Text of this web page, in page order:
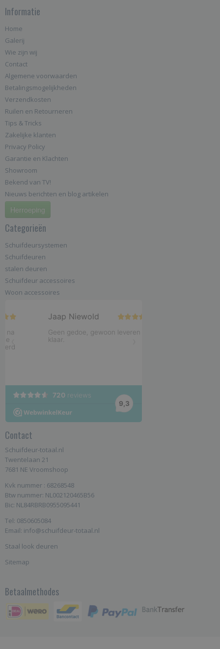
Informatie
Home
Galerij
Wie zijn wij
Contact
Algemene voorwaarden
Betalingsmogelijkheden
Verzendkosten
Ruilen en Retourneren
Tips & Tricks
Zakelijke klanten
Privacy Policy
Garantie en Klachten
Showroom
Bekend van TV!
Nieuws berichten en blog artikelen
Herroeping
Categorieën
Schuifdeursystemen
Schuifdeuren
stalen deuren
Schuifdeur accessoires
Woon accessoires
Contact
Schuifdeur-totaal.nl
Twentelaan 21
7681 NE Vroomshoop
Kvk nummer : 68268548
Btw nummer: NL002120465B56
Bic: NL84RBRB0955095441
Tel: 0850605084
Email: info@schuifdeur-totaal.nl
Staal look deuren
Sitemap
Betaalmethodes